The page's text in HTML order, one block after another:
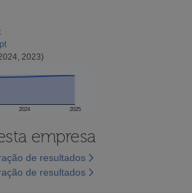
2023)
2024 2025
empresa
de resultados
de resultados